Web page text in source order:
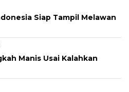
Siap Tampil Melawan
Manis Usai Kalahkan